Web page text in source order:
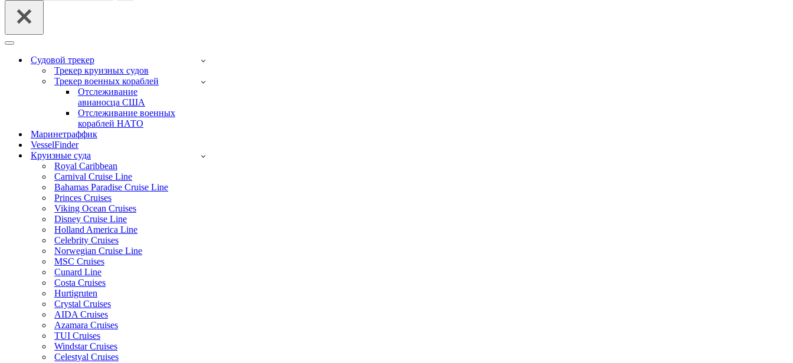
Меню
навигацииСудовой трекер
Трекер круизных судов
Трекер военных кораблей
Отслеживание
авианосца США
Отслеживание военных
кораблей НАТО
Маринетраффик
VesselFinder
Круизные суда
Royal Caribbean
Carnival Cruise Line
Bahamas Paradise Cruise Line
Princes Cruises
Viking Ocean Cruises
Disney Cruise Line
Holland America Line
Celebrity Cruises
Norwegian Cruise Line
MSC Cruises
Cunard Line
Costa Cruises
Hurtigruten
Crystal Cruises
AIDA Cruises
Azamara Cruises
TUI Cruises
Windstar Cruises
Celestyal Cruises